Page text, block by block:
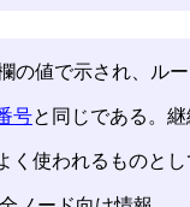
の値で示され、ル
号と同じである。
使われるものとし